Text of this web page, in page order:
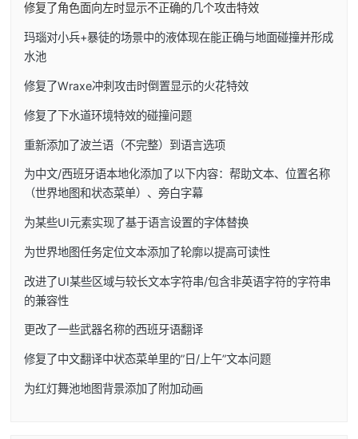
修复了角色面向左时显示不正确的几个攻击特效
玛瑙对小兵+暴徒的场景中的液体现在能正确与地面碰撞并形成
水池
修复了Wraxe冲刺攻击时倒置显示的火花特效
修复了下水道环境特效的碰撞问题
重新添加了波兰语（不完整）到语言选项
为中文/西班牙语本地化添加了以下内容：帮助文本、位置名称
（世界地图和状态菜单）、旁白字幕
为某些UI元素实现了基于语言设置的字体替换
为世界地图任务定位文本添加了轮廓以提高可读性
改进了UI某些区域与较长文本字符串/包含非英语字符的字符串
的兼容性
更改了一些武器名称的西班牙语翻译
修复了中文翻译中状态菜单里的”日/上午”文本问题
为红灯舞池地图背景添加了附加动画